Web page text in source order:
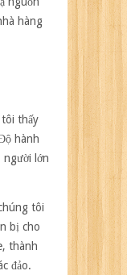
hàng
tôi thấy
hành
người lớn
tôi
bị cho
thành
đảo.